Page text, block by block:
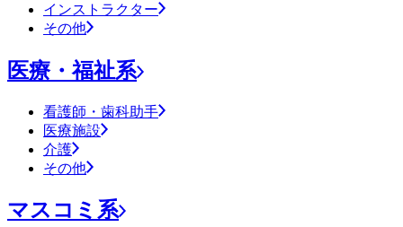
インストラクター
その他
医療・福祉系
看護師・歯科助手
医療施設
介護
その他
マスコミ系